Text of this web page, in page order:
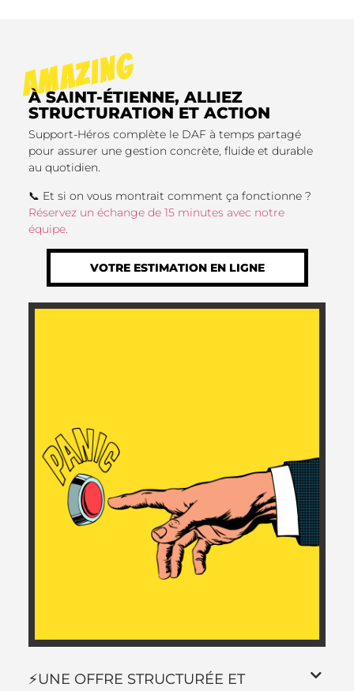
À SAINT-ÉTIENNE, ALLIEZ
STRUCTURATION ET ACTION
AMAZING
Support-Héros complète le DAF à temps partagé
pour assurer une gestion concrète, fluide et durable
au quotidien.
📞 Et si on vous montrait comment ça fonctionne ?
Réservez un échange de 15 minutes avec notre
équipe.
VOTRE ESTIMATION EN LIGNE
⚡️UNE OFFRE STRUCTURÉE ET